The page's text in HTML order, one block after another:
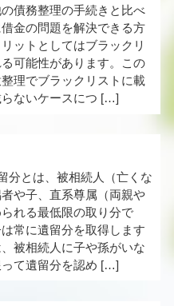
債務整理の手続きと比べ
金の問題を解決できる方
ットとしてはブラックリ
可能性があります。この
理でブラックリストに載
らないケースにつ […]
分とは、被相続人（亡くな
や子、直系尊属（両親や
れる最低限の取り分で
常に遺留分を取得します
被相続人に子や孫がいな
て遺留分を認め […]